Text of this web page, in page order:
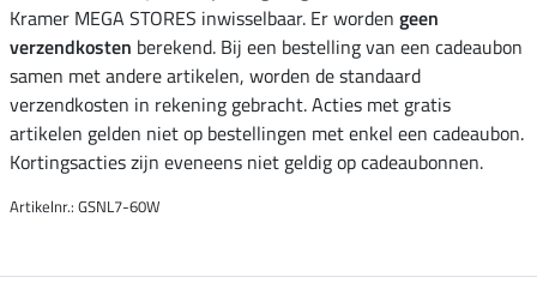
Kramer MEGA STORES inwisselbaar. Er worden geen
verzendkosten berekend. Bij een bestelling van een cadeaubon
samen met andere artikelen, worden de standaard
verzendkosten in rekening gebracht. Acties met gratis
artikelen gelden niet op bestellingen met enkel een cadeaubon.
Kortingsacties zijn eveneens niet geldig op cadeaubonnen.
Artikelnr.: GSNL7-60W